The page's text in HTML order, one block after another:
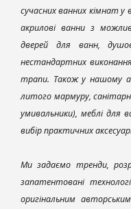
сучасних ванних кімнат у
акрилові ванни з
дверей для ванн,
нестандартних
трапи. Також у нашому
литого мармуру,
умивальники), меблі для
вибір практичних
Ми задаємо тренди,
запатентовані
оригінальним